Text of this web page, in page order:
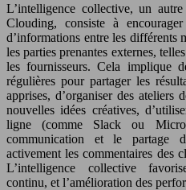
L’intelligence collective, un
Clouding, consiste à
d’informations entre les différents
les parties prenantes externes,
les fournisseurs. Cela implique
régulières pour partager les
apprises, d’organiser des ateliers
nouvelles idées créatives,
ligne (comme Slack ou
communication et le partage
activement les commentaires des
L’intelligence collective
continu, et l’amélioration des